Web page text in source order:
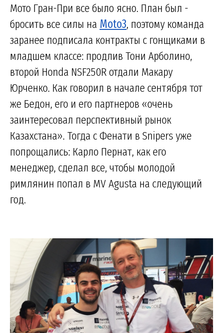
Мото Гран-При все было ясно. План был -
бросить все силы на Moto3, поэтому команда
заранее подписала контракты с гонщиками в
младшем классе: продлив Тони Арболино,
второй Honda NSF250R отдали Макару
Юрченко. Как говорил в начале сентября тот
же Бедон, его и его партнеров «очень
заинтересовал перспективный рынок
Казахстана». Тогда с Фенати в Snipers уже
попрощались: Карло Пернат, как его
менеджер, сделал все, чтобы молодой
римлянин попал в MV Agusta на следующий
год.